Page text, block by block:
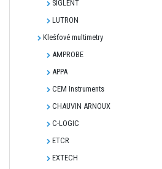
SIGLENT
LUTRON
Klešťové multimetry
AMPROBE
APPA
CEM Instruments
CHAUVIN ARNOUX
C-LOGIC
ETCR
EXTECH